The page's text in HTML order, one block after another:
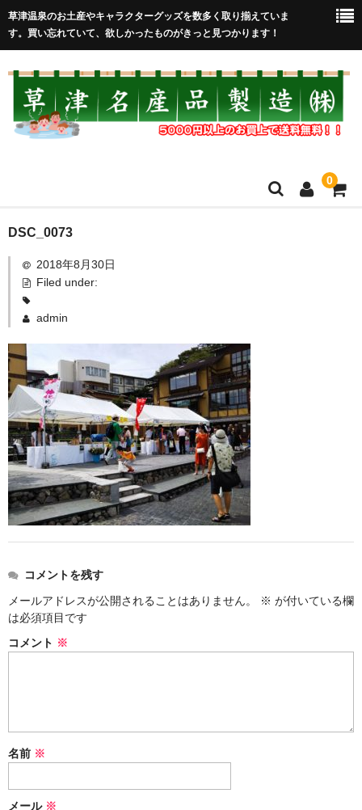
草津温泉のお土産やキャラクターグッズを数多く取り揃えていま
す。買い忘れていて、欲しかったものがきっと見つかります！
0
HOME
在庫処分セール
全取扱商品
お勧め商品
新商品
MONDE SELECTION
ご当地シリーズ
草津産熊笹
キャラクター
ゆもみちゃん
スイーツ
文具
DSC_0073
2018年8月30日
Filed under:
admin
コメントを残す
メールアドレスが公開されることはありません。
※ が付いている欄
は必須項目です
コメント ※
名前 ※
メール ※